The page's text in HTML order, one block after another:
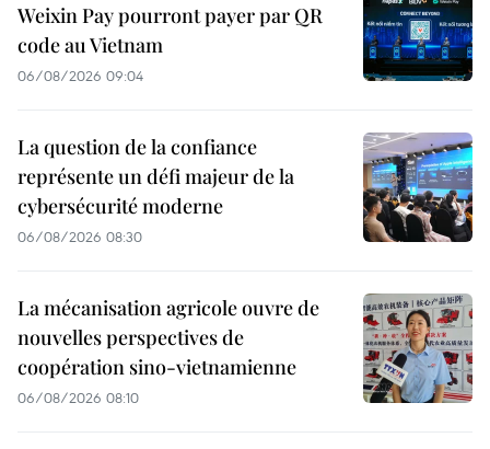
Weixin Pay pourront payer par QR
code au Vietnam
06/08/2026 09:04
La question de la confiance
représente un défi majeur de la
cybersécurité moderne
06/08/2026 08:30
La mécanisation agricole ouvre de
nouvelles perspectives de
coopération sino-vietnamienne
06/08/2026 08:10